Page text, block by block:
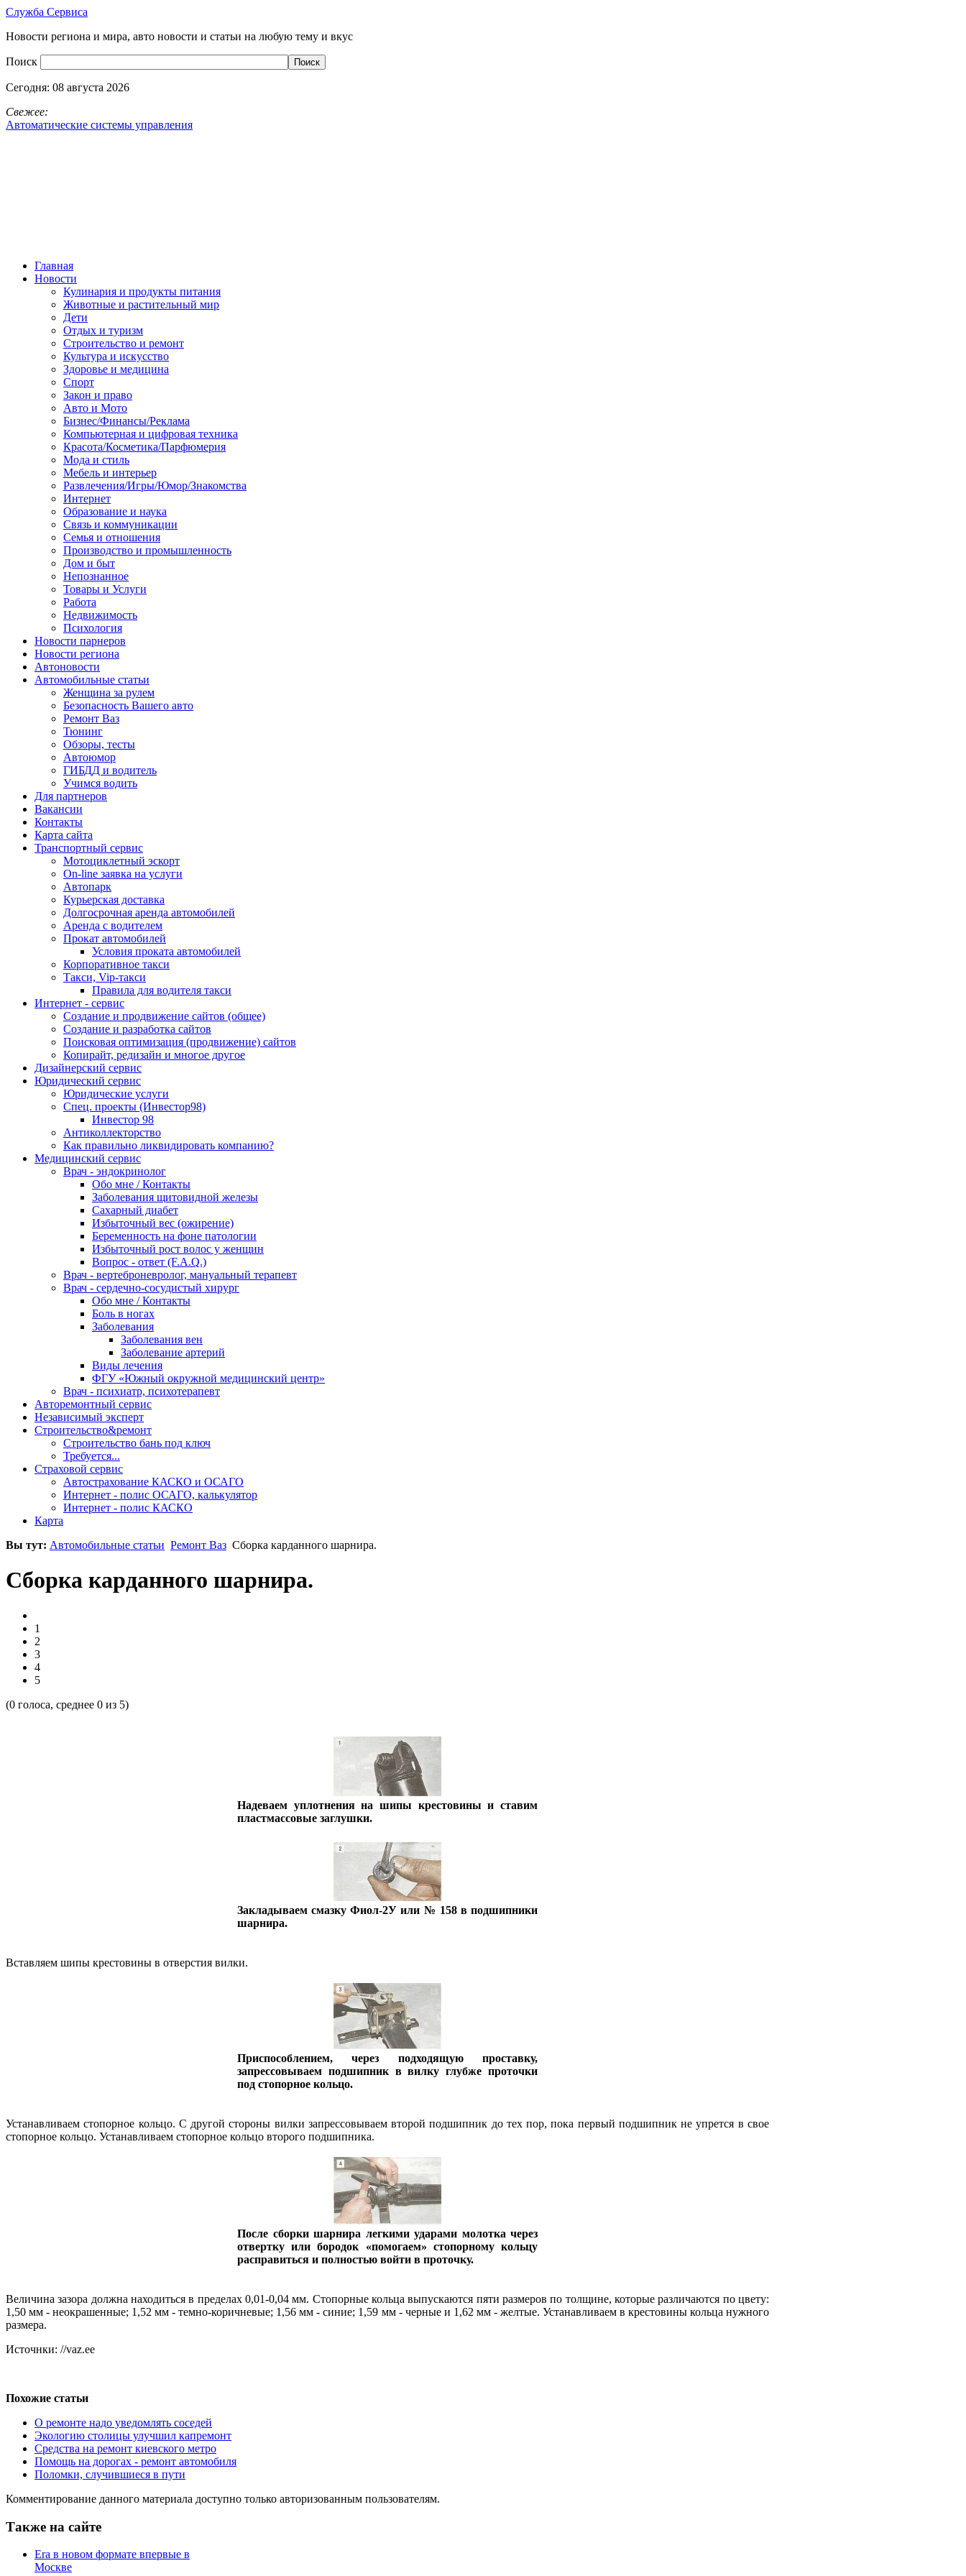
Служба Сервиса
Новости региона и мира, авто новости и статьи на любую тему и вкус
Поиск
Сегодня: 08 августа 2026
Свежее:
Автоматические системы управления
Главная
Новости
Кулинария и продукты питания
Животные и растительный мир
Дети
Отдых и туризм
Строительство и ремонт
Культура и искусство
Здоровье и медицина
Спорт
Закон и право
Авто и Мото
Бизнес/Финансы/Реклама
Компьютерная и цифровая техника
Красота/Косметика/Парфюмерия
Мода и стиль
Мебель и интерьер
Развлечения/Игры/Юмор/Знакомства
Интернет
Образование и наука
Связь и коммуникации
Семья и отношения
Производство и промышленность
Дом и быт
Непознанное
Товары и Услуги
Работа
Недвижимость
Психология
Новости парнеров
Новости региона
Автоновости
Автомобильные статьи
Женщина за рулем
Безопасность Вашего авто
Ремонт Ваз
Тюнинг
Обзоры, тесты
Автоюмор
ГИБДД и водитель
Учимся водить
Для партнеров
Вакансии
Контакты
Карта сайта
Транспортный сервис
Мотоциклетный эскорт
On-line заявка на услуги
Автопарк
Курьерская доставка
Долгосрочная аренда автомобилей
Аренда с водителем
Прокат автомобилей
Условия проката автомобилей
Корпоративное такси
Такси, Vip-такси
Правила для водителя такси
Интернет - сервис
Создание и продвижение сайтов (общее)
Создание и разработка сайтов
Поисковая оптимизация (продвижение) сайтов
Копирайт, редизайн и многое другое
Дизайнерский сервис
Юридический сервис
Юридические услуги
Спец. проекты (Инвестор98)
Инвестор 98
Антиколлекторство
Как правильно ликвидировать компанию?
Медицинский сервис
Врач - эндокринолог
Обо мне / Контакты
Заболевания щитовидной железы
Сахарный диабет
Избыточный вес (ожирение)
Беременность на фоне патологии
Избыточный рост волос у женщин
Вопрос - ответ (F.A.Q.)
Врач - вертеброневролог, мануальный терапевт
Врач - сердечно-сосудистый хирург
Обо мне / Контакты
Боль в ногах
Заболевания
Заболевания вен
Заболевание артерий
Виды лечения
ФГУ «Южный окружной медицинский центр»
Врач - психиатр, психотерапевт
Авторемонтный сервис
Независимый эксперт
Строительство&ремонт
Строительство бань под ключ
Требуется...
Страховой сервис
Автострахование КАСКО и ОСАГО
Интернет - полис ОСАГО, калькулятор
Интернет - полис КАСКО
Карта
Вы тут: Автомобильные статьи Ремонт Ваз Сборка карданного шарнира.
Сборка карданного шарнира.
1
2
3
4
5
(0 голоса, среднее 0 из 5)
Надеваем уплотнения на шипы крестовины и ставим
пластмассовые заглушки.
Закладываем смазку Фиол-2У или № 158 в подшипники
шарнира.
Вставляем шипы крестовины в отверстия вилки.
Приспособлением, через подходящую проставку,
запрессовываем подшипник в вилку глубже проточки
под стопорное кольцо.
Устанавливаем стопорное кольцо. С другой стороны вилки запрессовываем второй подшипник до тех пор, пока первый подшипник не упрется в свое
стопорное кольцо. Устанавливаем стопорное кольцо второго подшипника.
После сборки шарнира легкими ударами молотка через
отвертку или бородок «помогаем» стопорному кольцу
расправиться и полностью войти в проточку.
Величина зазора должна находиться в пределах 0,01-0,04 мм. Стопорные кольца выпускаются пяти размеров по толщине, которые различаются по цвету:
1,50 мм - неокрашенные; 1,52 мм - темно-коричневые; 1,56 мм - синие; 1,59 мм - черные и 1,62 мм - желтые. Устанавливаем в крестовины кольца нужного
размера.
Источнки: //vaz.ee
Похожие статьи
О ремонте надо уведомлять соседей
Экологию столицы улучшил капремонт
Средства на ремонт киевского метро
Помощь на дорогах - ремонт автомобиля
Поломки, случившиеся в пути
Комментирование данного материала доступно только авторизованным пользователям.
Также на сайте
Era в новом формате впервые в
Москве